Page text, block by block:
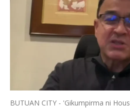
BUTUAN CITY - 'Gikumpirma ni